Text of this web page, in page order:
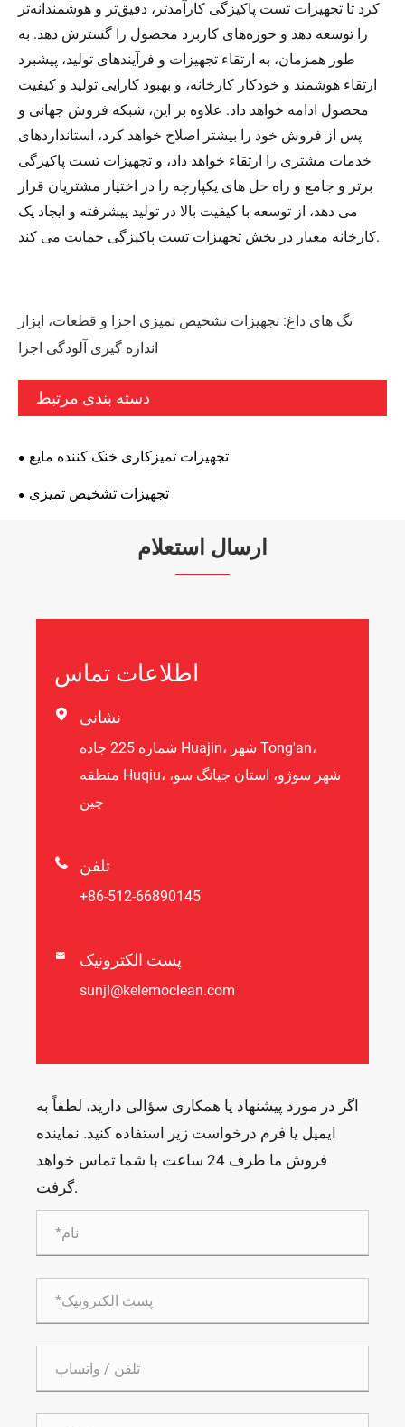
کرد تا تجهیزات تست پاکیزگی کارآمدتر، دقیق‌تر و هوشمندانه‌تر
را توسعه دهد و حوزه‌های کاربرد محصول را گسترش دهد. به
طور همزمان، به ارتقاء تجهیزات و فرآیندهای تولید، پیشبرد
ارتقاء هوشمند و خودکار کارخانه، و بهبود کارایی تولید و کیفیت
محصول ادامه خواهد داد. علاوه بر این، شبکه فروش جهانی و
پس از فروش خود را بیشتر اصلاح خواهد کرد، استانداردهای
خدمات مشتری را ارتقاء خواهد داد، و تجهیزات تست پاکیزگی
برتر و جامع و راه حل های یکپارچه را در اختیار مشتریان قرار
می دهد، از توسعه با کیفیت بالا در تولید پیشرفته و ایجاد یک
کارخانه معیار در بخش تجهیزات تست پاکیزگی حمایت می کند.
تگ های داغ: تجهیزات تشخیص تمیزی اجزا و قطعات، ابزار
اندازه گیری آلودگی اجزا
دسته بندی مرتبط
تجهیزات تمیزکاری خنک کننده مایع
تجهیزات تشخیص تمیزی
ارسال استعلام
اطلاعات تماس
 نشانی
شماره 225 جاده Huajin، شهر Tong'an،
منطقه Huqiu، شهر سوژو، استان جیانگ سو،
چین
 تلفن
+86-512-66890145
 پست الکترونیک
sunjl@kelemoclean.com
اگر در مورد پیشنهاد یا همکاری سؤالی دارید، لطفاً به
ایمیل یا فرم درخواست زیر استفاده کنید. نماینده
فروش ما ظرف 24 ساعت با شما تماس خواهد
گرفت.